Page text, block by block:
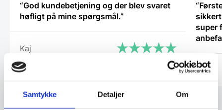
Samtykke Detaljer Om
“God kundebetjening og der blev svaret
høfligt på mine spørgsmål.”
Kaj
super
Ole